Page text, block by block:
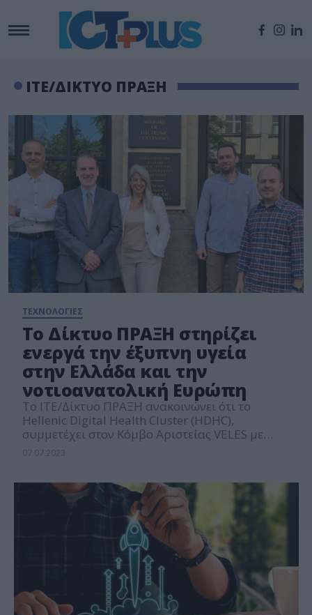
ΙΤΕ/ΔΙΚΤΥΟ ΠΡΑΞΗ
ΤΕΧΝΟΛΟΓΙΕΣ
Το Δίκτυο ΠΡΑΞΗ στηρίζει
ενεργά την έξυπνη υγεία
στην Ελλάδα και την
νοτιοανατολική Ευρώπη
Το ΙΤΕ/Δίκτυο ΠΡΑΞΗ ανακοινώνει ότι το
Hellenic Digital Health Cluster (HDHC),
συμμετέχει στον Κόμβο Αριστείας VELES με
το ΙΤΕ/ Δίκτυο ΠΡΑΞΗ αναβαθμίζει τον ρόλο
του στο οικοσύστημα της ψηφιακής υγείας. Το
HDHC, αποτελεί πρωτοβουλία του Ιδρύματος
Τεχνολογίας και […]